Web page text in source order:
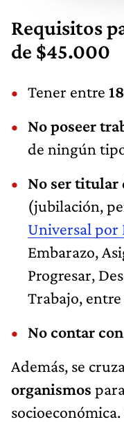
Requisitos
de $45.000
Tener entre
No poseer
de ningún
No ser titular
(jubilación,
Universal por
Embarazo,
Progresar,
Trabajo,
No contar
Además, se
organismos